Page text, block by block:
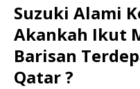
Suzuki Alami
Akankah Ikut
Barisan
Qatar ?